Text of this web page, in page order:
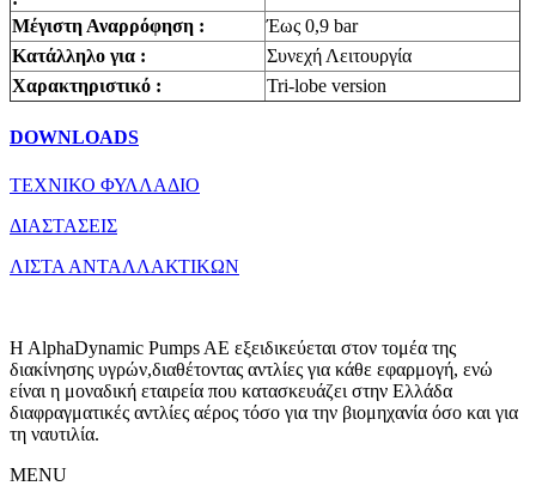
Μέγιστη Αναρρόφηση :
Έως 0,9 bar
Κατάλληλο για :
Συνεχή Λειτουργία
Χαρακτηριστικό :
Tri-lobe version
DOWNLOADS
ΤΕΧΝΙΚΟ ΦΥΛΛΑΔΙΟ
ΔΙΑΣΤΑΣΕΙΣ
ΛΙΣΤΑ ΑΝΤΑΛΛΑΚΤΙΚΩΝ
H AlphaDynamic Pumps AE εξειδικεύεται στον τομέα της
διακίνησης υγρών,διαθέτοντας αντλίες για κάθε εφαρμογή, ενώ
είναι η μοναδική εταιρεία που κατασκευάζει στην Ελλάδα
διαφραγματικές αντλίες αέρος τόσο για την βιομηχανία όσο και για
τη ναυτιλία.
MENU